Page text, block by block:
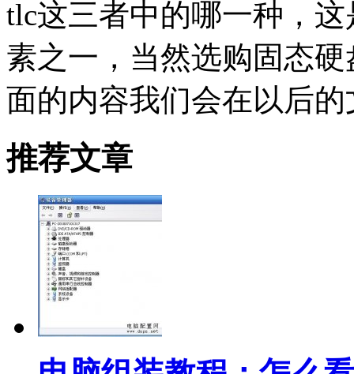
tlc这三者中的哪一种，
素之一，当然选购固态
面的内容我们会在以后
推荐文章